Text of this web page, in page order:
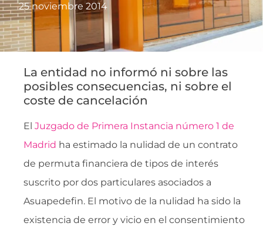
25 noviembre 2014
La entidad no informó ni sobre las
posibles consecuencias, ni sobre el
coste de cancelación
El Juzgado de Primera Instancia número 1 de
Madrid ha estimado la nulidad de un contrato
de permuta financiera de tipos de interés
suscrito por dos particulares asociados a
Asuapedefin. El motivo de la nulidad ha sido la
existencia de error y vicio en el consentimiento